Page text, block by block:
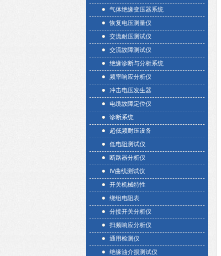
气体绝缘变压器系统
恢复电压测量仪
交流耐压测试仪
交流故障测试仪
绝缘诊断与分析系统
频率响应分析仪
冲击电压发生器
电缆故障定位仪
诊断系统
超低频耐压设备
低电阻测试仪
断路器分析仪
IV曲线测试仪
开关机械特性
绕组电阻表
分接开关分析仪
扫频响应分析仪
通用检测仪
绝缘油介损测试仪